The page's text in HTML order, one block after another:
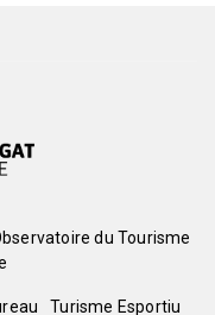
du Tourisme
Turisme Esportiu